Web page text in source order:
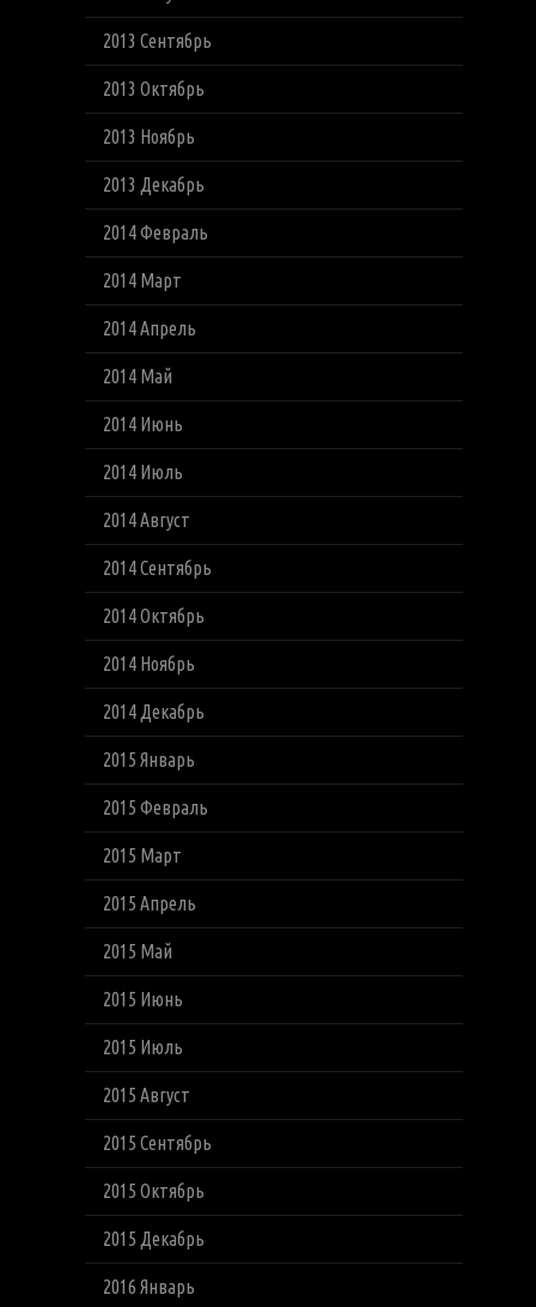
2013 Сентябрь
2013 Октябрь
2013 Ноябрь
2013 Декабрь
2014 Февраль
2014 Март
2014 Апрель
2014 Май
2014 Июнь
2014 Июль
2014 Август
2014 Сентябрь
2014 Октябрь
2014 Ноябрь
2014 Декабрь
2015 Январь
2015 Февраль
2015 Март
2015 Апрель
2015 Май
2015 Июнь
2015 Июль
2015 Август
2015 Сентябрь
2015 Октябрь
2015 Декабрь
2016 Январь